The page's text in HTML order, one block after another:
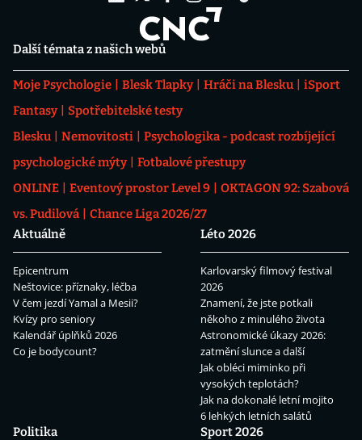
Další témata z našich webů
Moje Psychologie Blesk Tlapky Hráči na Blesku
iSport
Fantasy
Spotřebitelské testy
Blesku
Nemovitosti
Psychologika - podcast rozbíjející
psychologické mýty
Fotbalové přestupy
ONLINE
Eventový prostor Level 9
OKTAGON 92: Szabová
vs. Pudilová
Chance Liga 2026/27
Aktuálně
Epicentrum
Neštovice: příznaky, léčba
V čem jezdí Yamal a Mesii?
Kvízy pro seniory
Kalendář úplňků 2026
Co je bodycount?
Léto 2026
Karlovarský filmový festival
2026
Znamení, že jste potkali
někoho z minulého života
Astronomické úkazy 2026:
zatmění slunce a další
Jak obléci miminko při
vysokých teplotách?
Jak na dokonalé letní mojito
6 lehkých letních salátů
Politika
Sport 2026